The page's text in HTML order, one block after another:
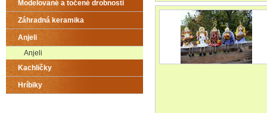
Modelované a točené drobnosti
Záhradná keramika
Anjeli
Anjeli
Kachličky
Hríbiky